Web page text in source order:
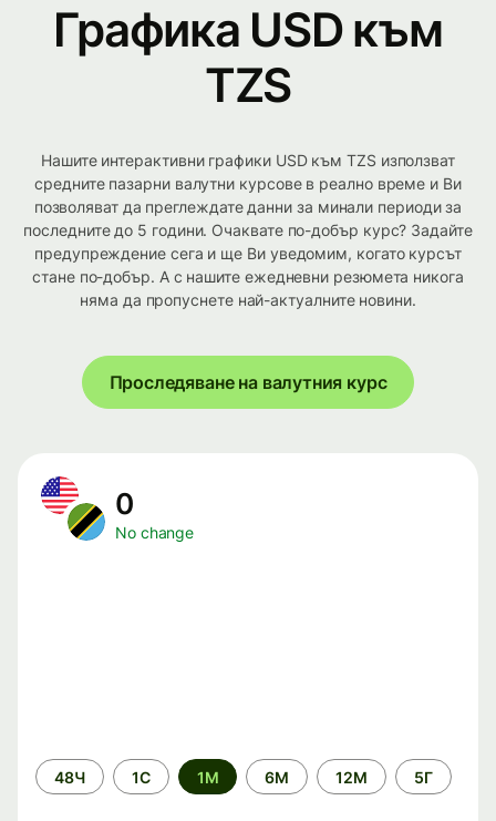
Графика USD към
TZS
Нашите интерактивни графики USD към TZS използват
средните пазарни валутни курсове в реално време и Ви
позволяват да преглеждате данни за минали периоди за
последните до 5 години. Очаквате по-добър курс? Задайте
предупреждение сега и ще Ви уведомим, когато курсът
стане по-добър. А с нашите ежедневни резюмета никога
няма да пропуснете най-актуалните новини.
Проследяване на валутния курс
0
No change
Time
period
48Ч 1С 1М 6М 12М 5Г